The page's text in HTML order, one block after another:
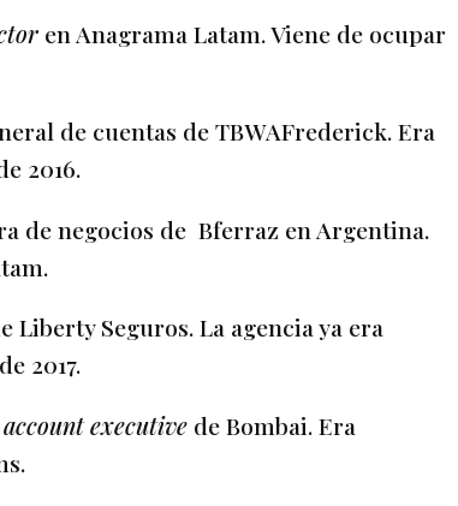
en Anagrama Latam. Viene de ocupar
de cuentas de TBWAFrederick. Era
2016.
de negocios de Bferraz en Argentina.
Liberty Seguros. La agencia ya era
2017.
executive de Bombai. Era